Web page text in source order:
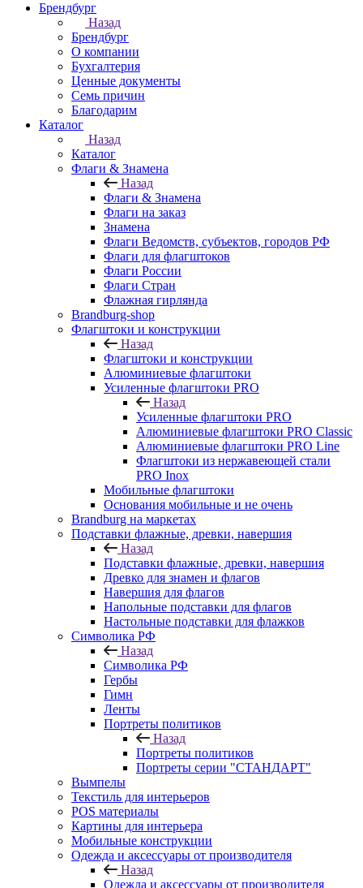
Брендбург
Назад
Брендбург
О компании
Бухгалтерия
Ценные документы
Семь причин
Благодарим
Каталог
Назад
Каталог
Флаги & Знамена
Назад
Флаги & Знамена
Флаги на заказ
Знамена
Флаги Ведомств, субъектов, городов РФ
Флаги для флагштоков
Флаги России
Флаги Стран
Флажная гирлянда
Brandburg-shop
Флагштоки и конструкции
Назад
Флагштоки и конструкции
Алюминиевые флагштоки
Усиленные флагштоки PRO
Назад
Усиленные флагштоки PRO
Алюминиевые флагштоки PRO Classic
Алюминиевые флагштоки PRO Line
Флагштоки из нержавеющей стали
PRO Inox
Мобильные флагштоки
Основания мобильные и не очень
Brandburg на маркетах
Подставки флажные, древки, навершия
Назад
Подставки флажные, древки, навершия
Древко для знамен и флагов
Навершия для флагов
Напольные подставки для флагов
Настольные подставки для флажков
Символика РФ
Назад
Символика РФ
Гербы
Гимн
Ленты
Портреты политиков
Назад
Портреты политиков
Портреты серии "СТАНДАРТ"
Вымпелы
Текстиль для интерьеров
POS материалы
Картины для интерьера
Мобильные конструкции
Одежда и аксессуары от производителя
Назад
Одежда и аксессуары от производителя